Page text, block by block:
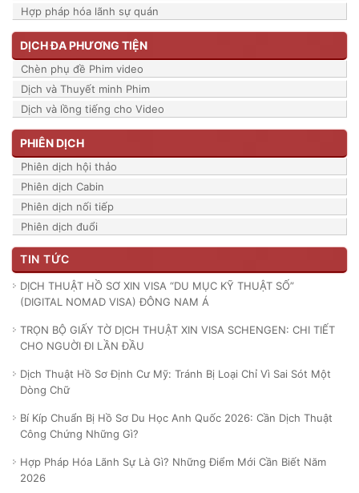
Hợp pháp hóa lãnh sự quán
DỊCH ĐA PHƯƠNG TIỆN
Chèn phụ đề Phim video
Dịch và Thuyết minh Phim
Dịch và lồng tiếng cho Video
PHIÊN DỊCH
Phiên dịch hội thảo
Phiên dịch Cabin
Phiên dịch nối tiếp
Phiên dịch đuổi
TIN TỨC
DỊCH THUẬT HỒ SƠ XIN VISA “DU MỤC KỸ THUẬT SỐ”
(DIGITAL NOMAD VISA) ĐÔNG NAM Á
TRỌN BỘ GIẤY TỜ DỊCH THUẬT XIN VISA SCHENGEN: CHI TIẾT
CHO NGUỜI ĐI LẦN ĐẦU
Dịch Thuật Hồ Sơ Định Cư Mỹ: Tránh Bị Loại Chỉ Vì Sai Sót Một
Dòng Chữ
Bí Kíp Chuẩn Bị Hồ Sơ Du Học Anh Quốc 2026: Cần Dịch Thuật
Công Chứng Những Gì?
Hợp Pháp Hóa Lãnh Sự Là Gì? Những Điểm Mới Cần Biết Năm
2026